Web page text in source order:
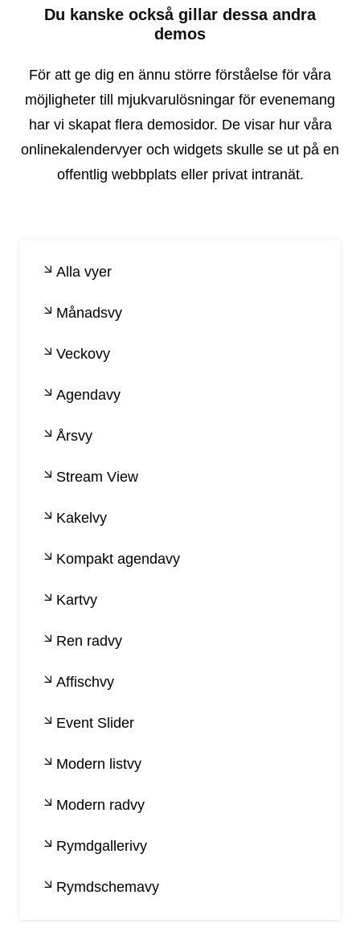
Du kanske också gillar dessa andra
demos
För att ge dig en ännu större förståelse för våra
möjligheter till mjukvarulösningar för evenemang
har vi skapat flera demosidor. De visar hur våra
onlinekalendervyer och widgets skulle se ut på en
offentlig webbplats eller privat intranät.
Alla vyer
Månadsvy
Veckovy
Agendavy
Årsvy
Stream View
Kakelvy
Kompakt agendavy
Kartvy
Ren radvy
Affischvy
Event Slider
Modern listvy
Modern radvy
Rymdgallerivy
Rymdschemavy